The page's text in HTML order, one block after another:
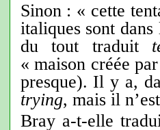
Sinon : « cette
italiques sont
du tout traduit
« maison créée
presque). Il y a,
trying, mais il
Bray a-t-elle